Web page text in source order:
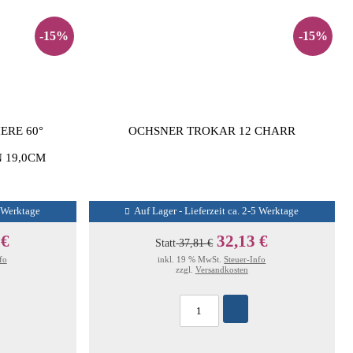
-15%
60°
19,0CM
-15%
OCHSNER TROKAR 12 CHARR
Auf Lager - Lieferzeit ca. 2-5 Werktage
Statt37,81 € 32,13 €
inkl. 19 % MwSt.Steuer-Info
zzgl. Versandkosten